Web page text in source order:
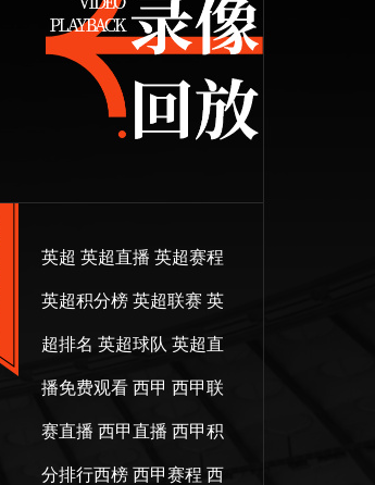
英超 英超直播 英超赛程
英超积分榜 英超联赛 英
超排名 英超球队 英超直
播免费观看 西甲 西甲联
赛直播 西甲直播 西甲积
分排行西榜 西甲赛程 西